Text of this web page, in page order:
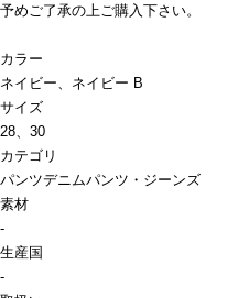
予めご了承の上ご購入下さい。
カラー
ネイビー、ネイビー B
サイズ
28、30
カテゴリ
パンツデニムパンツ・ジーンズ
素材
-
生産国
-